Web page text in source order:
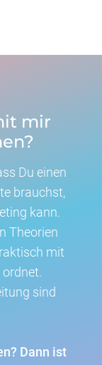
mir
Du einen
brauchst,
kann.
Theorien
mit
sind
Dann ist